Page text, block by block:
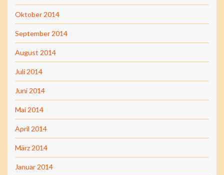
Oktober 2014
September 2014
August 2014
Juli 2014
Juni 2014
Mai 2014
April 2014
März 2014
Januar 2014